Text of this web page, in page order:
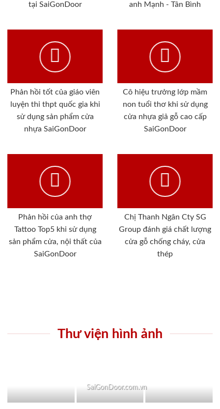
tại SaiGonDoor
anh Mạnh - Tân Bình
Phản hồi tốt của giáo viên
luyện thi thpt quốc gia khi
sử dụng sản phẩm cửa
nhựa SaiGonDoor
Cô hiệu trưởng lớp mầm
non tuổi thơ khi sử dụng
cửa nhựa giả gỗ cao cấp
SaiGonDoor
Phản hồi của anh thợ
Tattoo Top5 khi sử dụng
sản phẩm cửa, nội thất của
SaiGonDoor
Chị Thanh Ngân Cty SG
Group đánh giá chất lượng
cửa gỗ chống cháy, cửa
thép
Thư viện hình ảnh
SaiGonDoor.com.vn